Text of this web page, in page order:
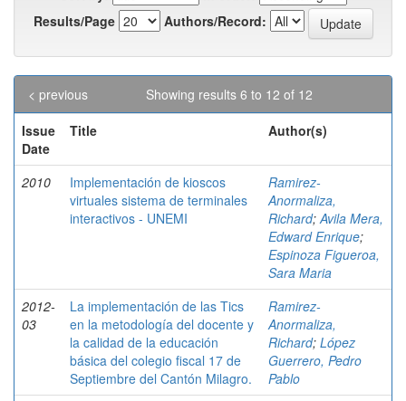
Results/Page
Authors/Record:
Showing results 6 to 12 of 12
< previous
Issue
Date
Title Author(s)
2010
Implementación de kioscos
virtuales sistema de terminales
interactivos - UNEMI
Ramirez-
Anormaliza,
Richard; Avila Mera,
Edward Enrique;
Espinoza Figueroa,
Sara Maria
2012-
03
La implementación de las Tics
en la metodología del docente y
la calidad de la educación
básica del colegio fiscal 17 de
Septiembre del Cantón Milagro.
Ramirez-
Anormaliza,
Richard; López
Guerrero, Pedro
Pablo